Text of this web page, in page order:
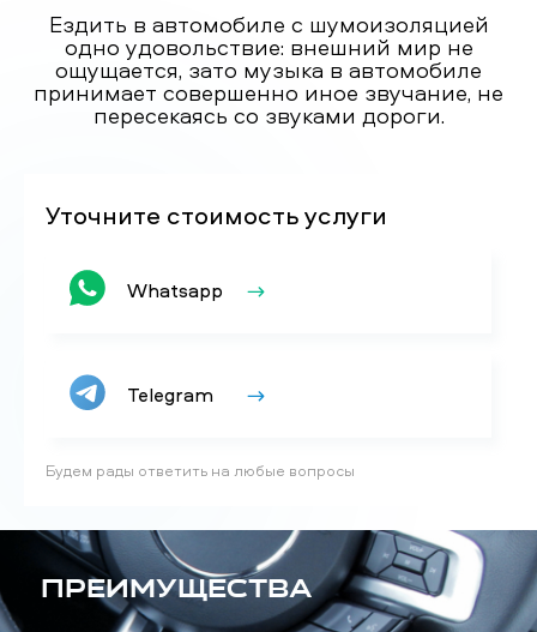
Ездить в автомобиле с шумоизоляцией
одно удовольствие: внешний мир не
ощущается, зато музыка в автомобиле
принимает совершенно иное звучание, не
пересекаясь со звуками дороги.
Уточните стоимость услуги
Whatsapp
Telegram
Будем рады ответить на любые вопросы
Преимущества